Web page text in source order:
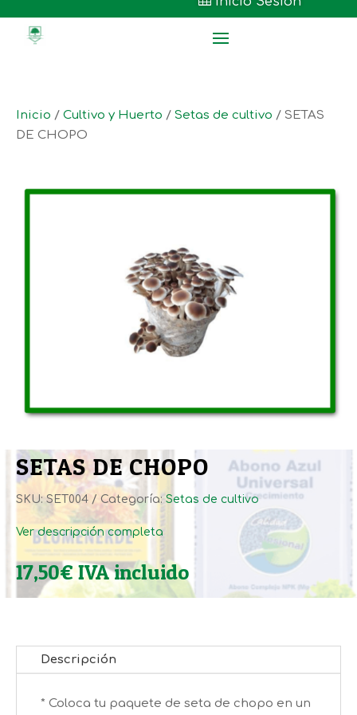
Inicio / Cultivo y Huerto / Setas de cultivo / SETAS
DE CHOPO
SETAS DE CHOPO
SKU:SET004 Categoría: Setas de cultivo
Ver descripción completa
17,50€ IVA incluido
Descripción
* Coloca tu paquete de seta de chopo en un